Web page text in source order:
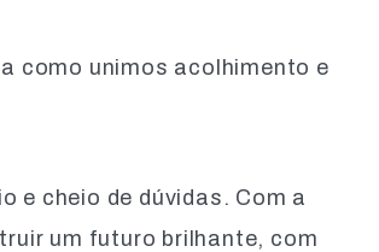
como unimos acolhimento e
e cheio de dúvidas. Com a
um futuro brilhante, com